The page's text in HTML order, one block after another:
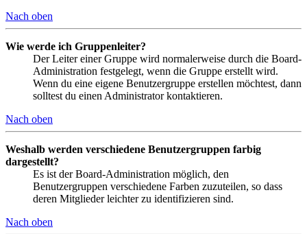
Nach oben
Wie werde ich Gruppenleiter?
Der Leiter einer Gruppe wird normalerweise durch die Board-
Administration festgelegt, wenn die Gruppe erstellt wird.
Wenn du eine eigene Benutzergruppe erstellen möchtest, dann
solltest du einen Administrator kontaktieren.
Nach oben
Weshalb werden verschiedene Benutzergruppen farbig
dargestellt?
Es ist der Board-Administration möglich, den
Benutzergruppen verschiedene Farben zuzuteilen, so dass
deren Mitglieder leichter zu identifizieren sind.
Nach oben